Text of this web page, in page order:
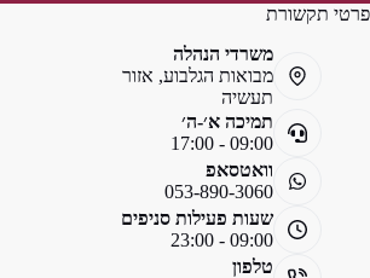
פרטי תקשורת
משרדי הנהלה
מבואות הגלבוע, אזור
תעשיה
תמיכה א׳-ה׳
09:00 - 17:00
וואטסאפ
053-890-3060
שעות פעילות סניפים
09:00 - 23:00
טלפון